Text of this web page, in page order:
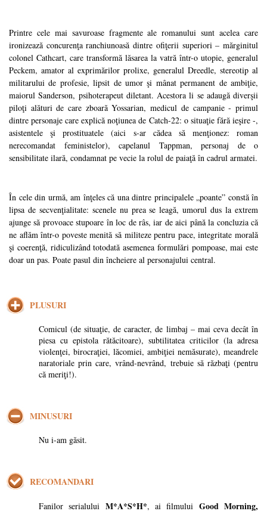
Printre cele mai savuroase fragmente ale romanului sunt acelea care
ironizează concurenţa ranchiunoasă dintre ofiţerii superiori – mărginitul
colonel Cathcart, care transformă lăsarea la vatră într-o utopie, generalul
Peckem, amator al exprimărilor prolixe, generalul Dreedle, stereotip al
militarului de profesie, lipsit de umor şi mânat permanent de ambiţie,
maiorul Sanderson, psihoterapeut diletant. Acestora li se adaugă diverşii
piloţi alături de care zboară Yossarian, medicul de campanie - primul
dintre personaje care explică noţiunea de Catch-22: o situaţie fără ieşire -,
asistentele şi prostituatele (aici s-ar cădea să menţionez: roman
nerecomandat feministelor), capelanul Tappman, personaj de o
sensibilitate ilară, condamnat pe vecie la rolul de paiaţă în cadrul armatei.
În cele din urmă, am înţeles că una dintre principalele „poante” constă în
lipsa de secvenţialitate: scenele nu prea se leagă, umorul dus la extrem
ajunge să provoace stupoare în loc de râs, iar de aici până la concluzia că
ne aflăm într-o poveste menită să militeze pentru pace, integritate morală
şi coerenţă, ridiculizând totodată asemenea formulări pompoase, mai este
doar un pas. Poate pasul din încheiere al personajului central.
PLUSURI
Comicul (de situaţie, de caracter, de limbaj – mai ceva decât în
piesa cu epistola rătăcitoare), subtilitatea criticilor (la adresa
violenţei, birocraţiei, lăcomiei, ambiţiei nemăsurate), meandrele
naratoriale prin care, vrând-nevrând, trebuie să răzbaţi (pentru
că meriţi!).
MINUSURI
Nu i-am găsit.
RECOMANDARI
Fanilor serialului M*A*S*H*, ai filmului Good Morning,